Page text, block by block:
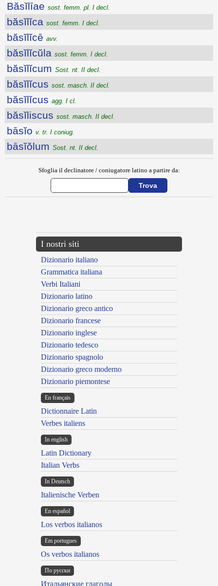
Băsĭlīae sost. femm. pl. I decl.
băsĭlĭca sost. femm. I decl.
băsĭlĭcē avv.
băsĭlĭcŭla sost. femm. I decl.
băsĭlĭcum Sost. nt. II decl.
băsĭlĭcus sost. masch. II decl.
băsĭlĭcus agg. I cl.
băsĭliscus sost. masch. II decl.
bāsĭo v. tr. I coniug.
bāsĭŏlum Sost. nt. II decl.
Sfoglia il declinatore / coniugatore latino a partire da:
I nostri siti
Dizionario italiano
Grammatica italiana
Verbi Italiani
Dizionario latino
Dizionario greco antico
Dizionario francese
Dizionario inglese
Dizionario tedesco
Dizionario spagnolo
Dizionario greco moderno
Dizionario piemontese
En français
Dictionnaire Latin
Verbes italiens
In english
Latin Dictionary
Italian Verbs
In Deutsch
Italienische Verben
En español
Los verbos italianos
Em portugues
Os verbos italianos
По русски
Итальянские глаголы